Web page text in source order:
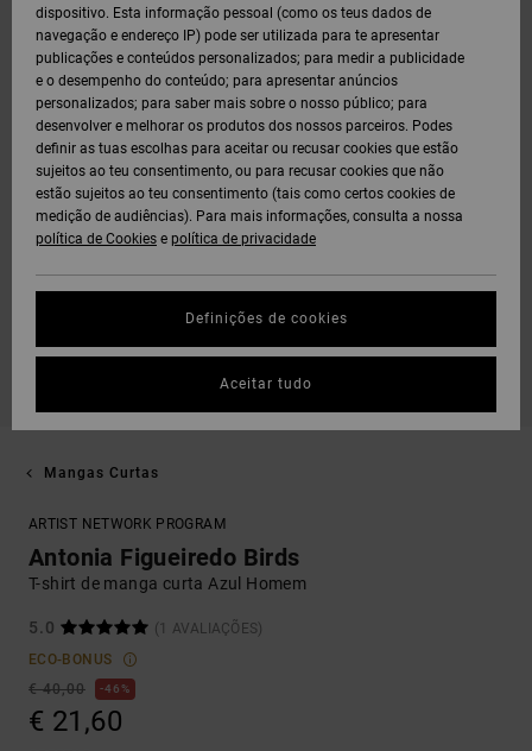
Mangas Curtas
ARTIST NETWORK PROGRAM
Antonia Figueiredo Birds
T-shirt de manga curta Azul Homem
5.0
(1 AVALIAÇÕES)
ECO-BONUS
€ 40,00
46%
€ 21,60
dispositivo. Esta informação pessoal (como os teus dados de
navegação e endereço IP) pode ser utilizada para te apresentar
publicações e conteúdos personalizados; para medir a publicidade
e o desempenho do conteúdo; para apresentar anúncios
personalizados; para saber mais sobre o nosso público; para
desenvolver e melhorar os produtos dos nossos parceiros. Podes
definir as tuas escolhas para aceitar ou recusar cookies que estão
sujeitos ao teu consentimento, ou para recusar cookies que não
estão sujeitos ao teu consentimento (tais como certos cookies de
medição de audiências). Para mais informações, consulta a nossa
política de Cookies e política de privacidade
Definições de cookies
Aceitar tudo